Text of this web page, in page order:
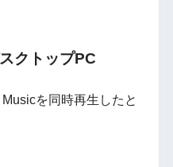
クトップPC
を同時再生したと